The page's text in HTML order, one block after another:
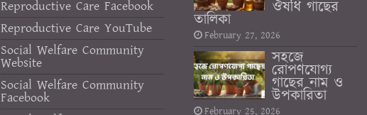
Reproductive Care Facebook
Reproductive Care YouTube
Social Welfare Community
Website
Social Welfare Community
Facebook
ঔষধি গাছের
তালিকা
February 27, 2026
সহজে
রোপণযোগ্য
গাছের নাম ও
উপকারিতা
February 25, 2026